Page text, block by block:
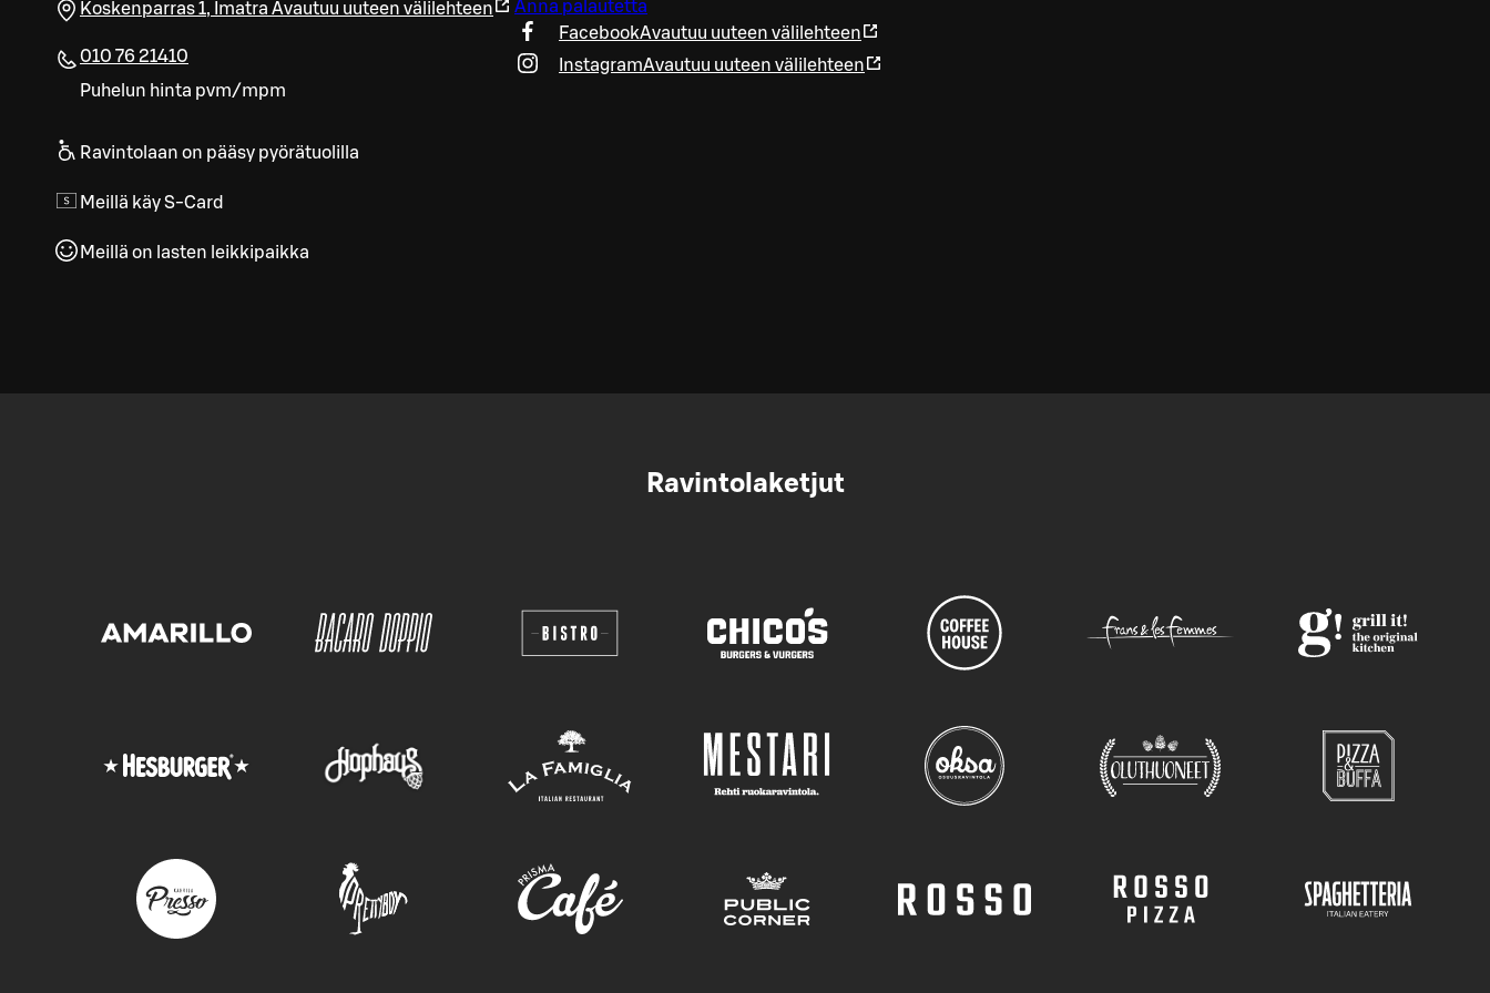
Koskenparras 1, Imatra Avautuu uuteen välilehteen
010 76 21410
Puhelun hinta pvm/mpm
Ravintolaan on pääsy pyörätuolilla
Meillä käy S-Card
Meillä on lasten leikkipaikka
Anna palautetta
FacebookAvautuu uuteen välilehteen
InstagramAvautuu uuteen välilehteen
Ravintolaketjut